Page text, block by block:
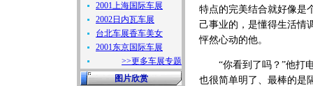
2001上海国际车展
2002日内瓦车展
台北车展香车美女
2001东京国际车展
>>更多车展专题
图片欣赏
特点的完美结合就好像是
己事业的，是懂得生活情
怦然心动的他。
“你看到了吗？”他打电
也很简单明了、最棒的是